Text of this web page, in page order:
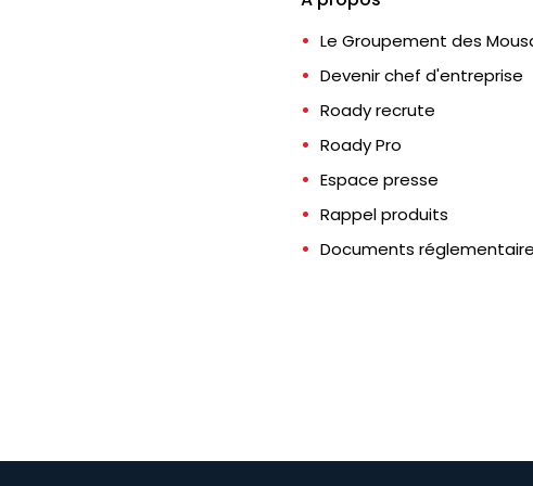
Le Groupement des
Devenir chef d'entreprise
Roady recrute
Roady Pro
Espace presse
Rappel produits
Documents